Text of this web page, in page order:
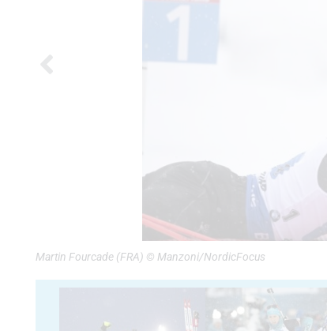
Martin Fourcade (FRA) © Manzoni/NordicFocus